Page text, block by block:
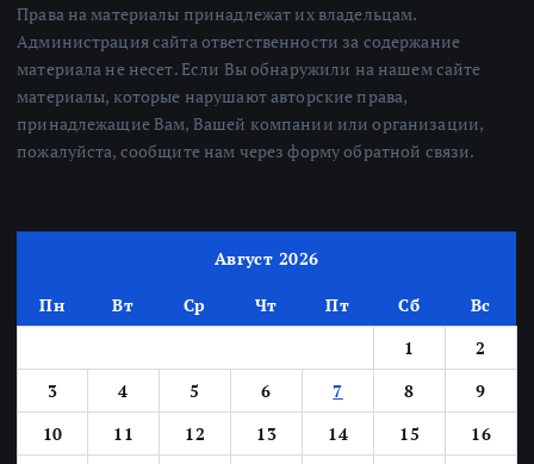
Права на материалы принадлежат их владельцам.
Администрация сайта ответственности за содержание
материала не несет. Если Вы обнаружили на нашем сайте
материалы, которые нарушают авторские права,
принадлежащие Вам, Вашей компании или организации,
пожалуйста, сообщите нам через форму обратной связи.
Август 2026
Пн Вт Ср Чт Пт Сб
Вс
1
2
3
4 5 6 7 8
9
10
11 12 13 14 15
16